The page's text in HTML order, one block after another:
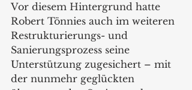
Vor diesem Hintergrund hatte
Robert Tönnies auch im weiteren
Restrukturierungs- und
Sanierungsprozess seine
Unterstützung zugesichert – mit
der nunmehr geglückten